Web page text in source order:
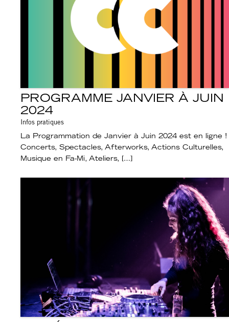
PROGRAMME JANVIER À JUIN
2024
Infos pratiques
La Programmation de Janvier à Juin 2024 est en ligne !
Concerts, Spectacles, Afterworks, Actions Culturelles,
Musique en Fa-Mi, Ateliers, […]